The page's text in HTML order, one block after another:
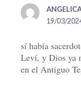
19/03/
sí había
Leví, y Dios ya
en el Antiguo